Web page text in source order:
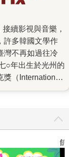
許多韓國文學作
灣不再如過往冷
獎（International
盛名，擁有許
勢角色的代表
年來了》（소
面控訴獨裁者的
飢